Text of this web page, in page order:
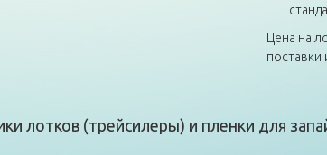
Цена на
поставки
лотков (трейсилеры) и пленки для